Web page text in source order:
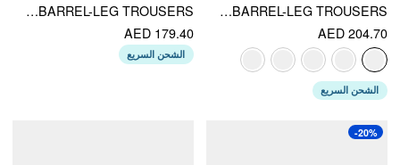
COTTON-BLEND MID RISE POCKET BARREL-LEG TROUSERS
AED 204.70
الشحن السريع
COTTON-BLEND WASHED DENIM LOW RISE BARREL-LEG TROUSERS
AED 179.40
الشحن السريع
-20%